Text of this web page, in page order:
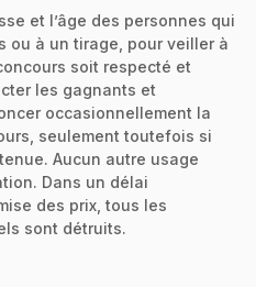
et l’âge des personnes qui
ou à un tirage, pour veiller à
soit respecté et
les gagnants et
occasionnellement la
seulement toutefois si
Aucun autre usage
Dans un délai
des prix, tous les
sont détruits.